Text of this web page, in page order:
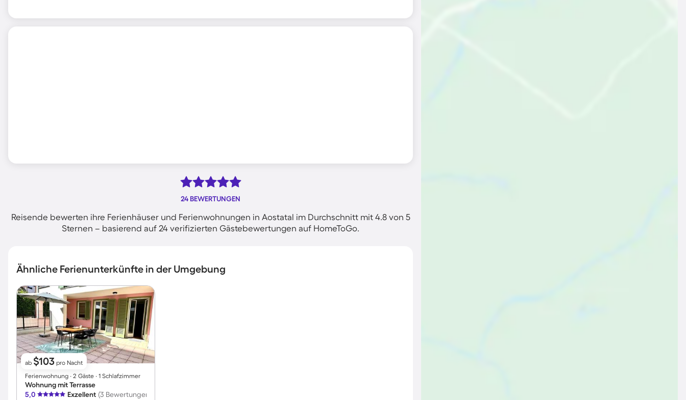
24 BEWERTUNGEN
Reisende bewerten ihre Ferienhäuser und Ferienwohnungen in Aostatal im Durchschnitt mit 4.8 von 5
Sternen – basierend auf 24 verifizierten Gästebewertungen auf HomeToGo.
Ähnliche Ferienunterkünfte in der Umgebung
ab $103 pro Nacht
Ferienwohnung ∙ 2 Gäste ∙ 1 Schlafzimmer
Wohnung mit Terrasse
5,0
Exzellent (3 Bewertungen)